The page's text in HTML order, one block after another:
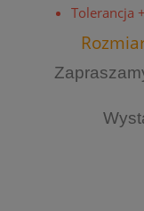
Tolerancja